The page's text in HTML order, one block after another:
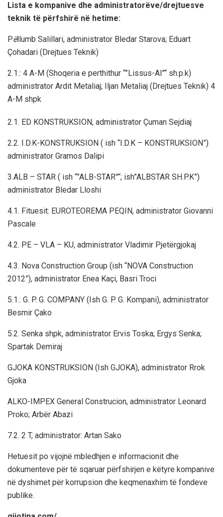
Lista e kompanive dhe administratorëve/drejtuesve
teknik të përfshirë në hetime:
Pëllumb Salillari, administrator Bledar Starova; Eduart
Çohadari (Drejtues Teknik)
2.1.: 4 A-M (Shoqeria e perthithur “”Lissus-Al”“ sh.p.k)
administrator Ardit Metaliaj; Iljan Metaliaj (Drejtues Teknik) 4
A-M shpk
2.1. ED KONSTRUKSION, administrator Çuman Sejdiaj
2.2. I.D.K-KONSTRUKSION ( ish “I.D.K – KONSTRUKSION”)
administrator Gramos Dalipi
3.ALB – STAR ( ish “”ALB-STAR'”‘; ish”ALBSTAR SH.P.K”)
administrator Bledar Lloshi
4.1. Fituesit: EUROTEOREMA PEQIN, administrator Giovanni
Pascale
4.2. PE – VLA – KU, administrator Vladimir Pjetërgjokaj
4.3. Nova Construction Group (ish “NOVA Construction
2012”), administrator Enea Kaçi, Basri Troci
5.1.: G. P. G. COMPANY (Ish G. P. G. Kompani), administrator
Besmir Çako
5.2. Senka shpk, administrator Ervis Toska; Ergys Senka;
Spartak Demiraj
GJOKA KONSTRUKSION (Ish GJOKA), administrator Rrok
Gjoka
ALKO-IMPEX General Construcion, administrator Leonard
Proko; Arbër Abazi
7.2. 2 T, administrator: Artan Sako
Hetuesit po vijojnë mbledhjen e informacionit dhe
dokumenteve për të sqaruar përfshirjen e këtyre kompanive
në dyshimet për korrupsion dhe keqmenaxhim të fondeve
publike.